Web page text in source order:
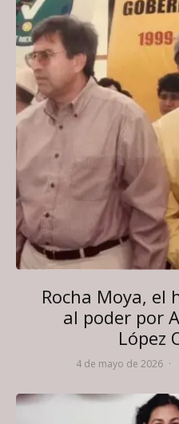
Rocha Moya, el
al poder por
López
4 de mayo de 2026 ·